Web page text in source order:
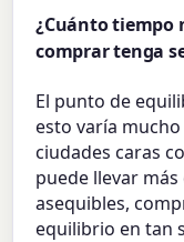
¿Cuánto tiempo
comprar tenga
El punto de
esto varía
ciudades caras
puede llevar más
asequibles,
equilibrio en tan